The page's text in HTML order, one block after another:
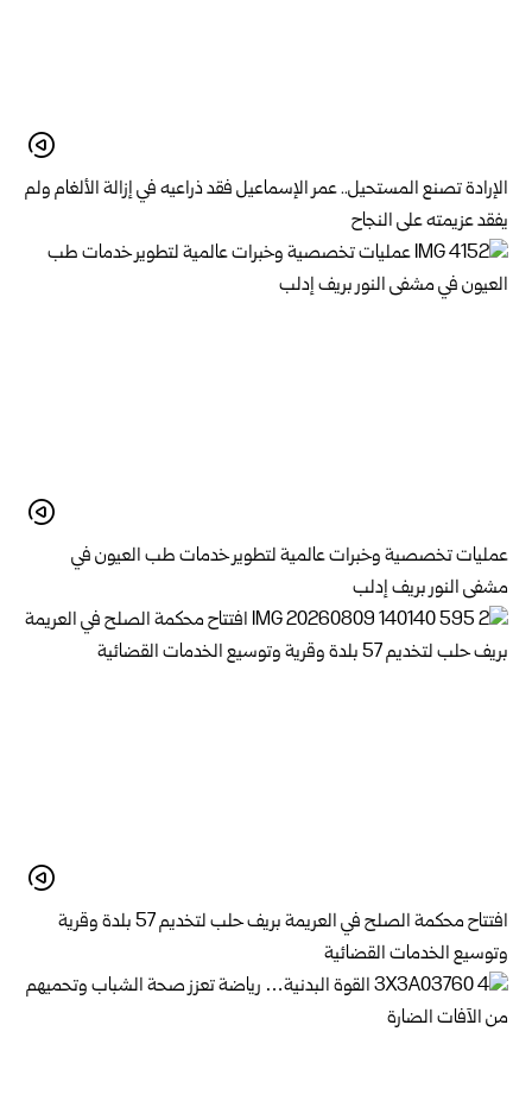
الإرادة تصنع المستحيل.. عمر الإسماعيل فقد ذراعيه في إزالة الألغام ولم
يفقد عزيمته على النجاح
عمليات تخصصية وخبرات عالمية لتطوير خدمات طب العيون في
مشفى النور بريف إدلب
افتتاح محكمة الصلح في العريمة بريف حلب لتخديم 57 بلدة وقرية
وتوسيع الخدمات القضائية